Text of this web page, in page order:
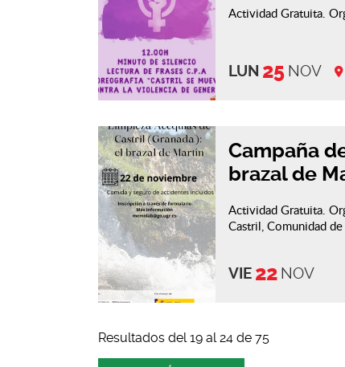
Actividad Gratuita.
LUN 25 NOV
Campaña
brazal de
Actividad Gratuita.
Castril, Comunidad
VIE 22 NOV
Resultados del 19 al 24 de 75